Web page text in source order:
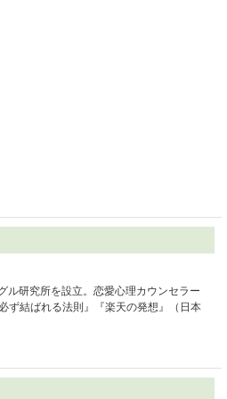
ル研究所を設立。恋愛心理カウンセラー
ず結ばれる法則』『楽天の発想』（日本